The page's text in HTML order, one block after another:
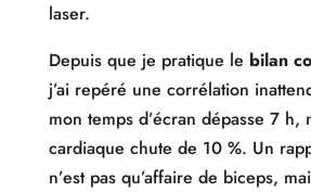
laser.
Depuis que je pratique le bilan
j’ai repéré une corrélation
mon temps d’écran dépasse 7 h,
cardiaque chute de 10 %. Un
n’est pas qu’affaire de biceps,